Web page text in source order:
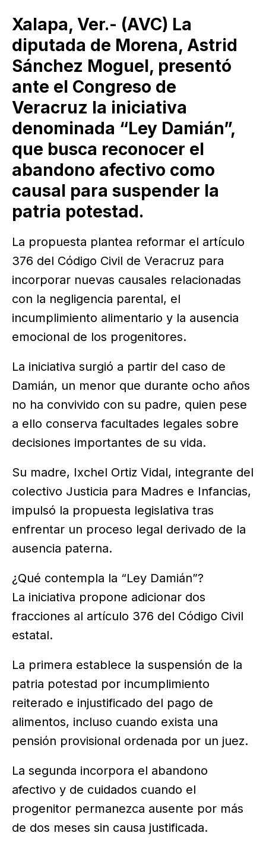
Xalapa, Ver.- (AVC) La
diputada de Morena, Astrid
Sánchez Moguel, presentó
ante el Congreso de
Veracruz la iniciativa
denominada “Ley Damián”,
que busca reconocer el
abandono afectivo como
causal para suspender la
patria potestad.
La propuesta plantea reformar el artículo
376 del Código Civil de Veracruz para
incorporar nuevas causales relacionadas
con la negligencia parental, el
incumplimiento alimentario y la ausencia
emocional de los progenitores.
La iniciativa surgió a partir del caso de
Damián, un menor que durante ocho años
no ha convivido con su padre, quien pese
a ello conserva facultades legales sobre
decisiones importantes de su vida.
Su madre, Ixchel Ortiz Vidal, integrante del
colectivo Justicia para Madres e Infancias,
impulsó la propuesta legislativa tras
enfrentar un proceso legal derivado de la
ausencia paterna.
¿Qué contempla la “Ley Damián”?
La iniciativa propone adicionar dos
fracciones al artículo 376 del Código Civil
estatal.
La primera establece la suspensión de la
patria potestad por incumplimiento
reiterado e injustificado del pago de
alimentos, incluso cuando exista una
pensión provisional ordenada por un juez.
La segunda incorpora el abandono
afectivo y de cuidados cuando el
progenitor permanezca ausente por más
de dos meses sin causa justificada.